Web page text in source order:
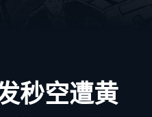
秒空遭黄